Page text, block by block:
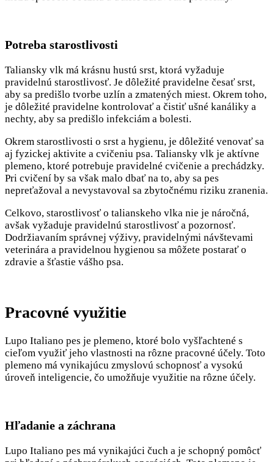
Potreba starostlivosti
Taliansky vlk má krásnu hustú srst, ktorá vyžaduje
pravidelnú starostlivosť. Je dôležité pravidelne česať srst,
aby sa predišlo tvorbe uzlín a zmatených miest. Okrem toho,
je dôležité pravidelne kontrolovať a čistiť ušné kanáliky a
nechty, aby sa predišlo infekciám a bolesti.
Okrem starostlivosti o srst a hygienu, je dôležité venovať sa
aj fyzickej aktivite a cvičeniu psa. Taliansky vlk je aktívne
plemeno, ktoré potrebuje pravidelné cvičenie a prechádzky.
Pri cvičení by sa však malo dbať na to, aby sa pes
nepreťažoval a nevystavoval sa zbytočnému riziku zranenia.
Celkovo, starostlivosť o talianskeho vlka nie je náročná,
avšak vyžaduje pravidelnú starostlivosť a pozornosť.
Dodržiavaním správnej výživy, pravidelnými návštevami
veterinára a pravidelnou hygienou sa môžete postarať o
zdravie a šťastie vášho psa.
Pracovné využitie
Lupo Italiano pes je plemeno, ktoré bolo vyšľachtené s
cieľom využiť jeho vlastnosti na rôzne pracovné účely. Toto
plemeno má vynikajúcu zmyslovú schopnosť a vysokú
úroveň inteligencie, čo umožňuje využitie na rôzne účely.
Hľadanie a záchrana
Lupo Italiano pes má vynikajúci čuch a je schopný pomôcť